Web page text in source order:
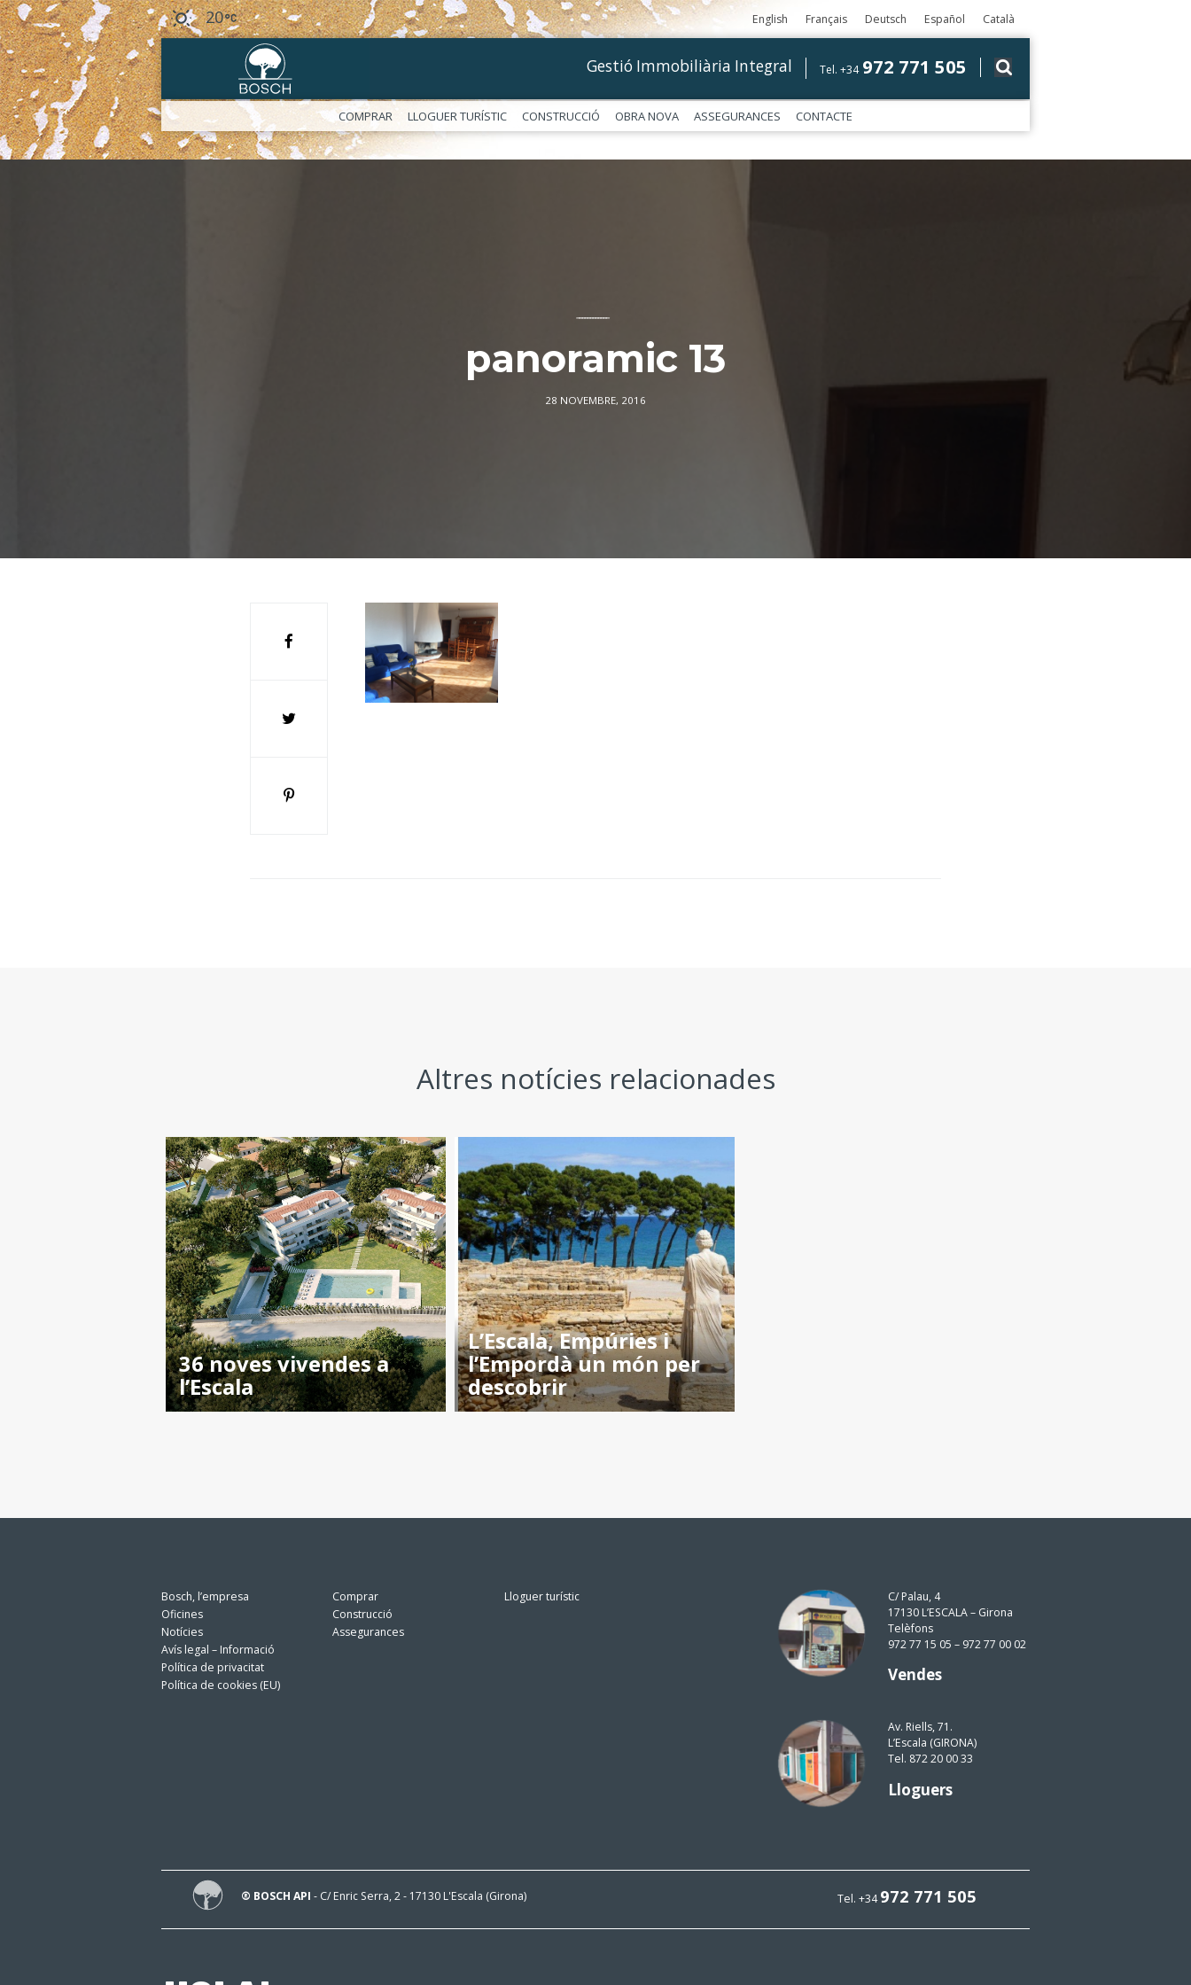
20 English Français Deutsch Español Català
Tel. +34 972 771 505
Gestió Immobiliària Integral
COMPRAR LLOGUER TURÍSTIC CONSTRUCCIÓ OBRA NOVA ASSEGURANCES CONTACTE
––––––––––––
panoramic 13
28 NOVEMBRE, 2016
Altres notícies relacionades
36 noves vivendes a
l’Escala
L’Escala, Empúries i
l’Empordà un món per
descobrir
Bosch, l’empresa
Oficines
Notícies
Avís legal – Informació
Política de privacitat
Política de cookies (EU)
Comprar
Construcció
Assegurances
Lloguer turístic
C/ Palau, 4
17130 L’ESCALA – Girona
Telèfons
972 77 15 05 – 972 77 00 02
Vendes
Av. Riells, 71.
L’Escala (GIRONA)
Tel. 872 20 00 33
Lloguers
Tel. +34972 771 505
® BOSCH API - C/ Enric Serra, 2 - 17130 L'Escala (Girona)